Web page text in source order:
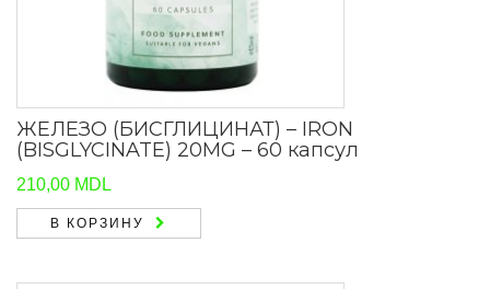
ЖЕЛЕЗО (БИСГЛИЦИНАТ) – IRON
(BISGLYCINATE) 20MG – 60 капсул
210,00 MDL
В КОРЗИНУ